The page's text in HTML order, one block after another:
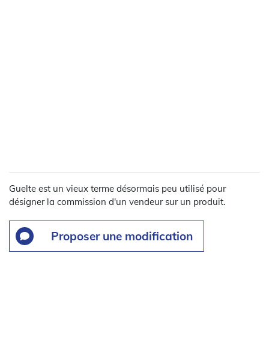
Guelte est un vieux terme désormais peu utilisé pour
désigner la commission d'un vendeur sur un produit.
Proposer une modification